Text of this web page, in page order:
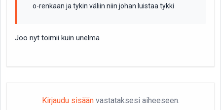
o-renkaan ja tykin väliin niin johan luistaa tykki
Joo nyt toimii kuin unelma
Kirjaudu sisäänvastataksesi aiheeseen.